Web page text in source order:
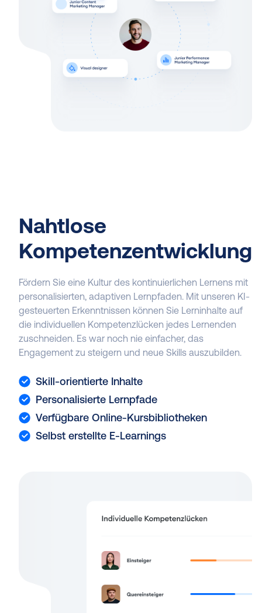
Nahtlose
Kompetenzentwicklung
Fördern Sie eine Kultur des kontinuierlichen Lernens mit
personalisierten, adaptiven Lernpfaden. Mit unseren KI-
gesteuerten Erkenntnissen können Sie Lerninhalte auf
die individuellen Kompetenzlücken jedes Lernenden
zuschneiden. Es war noch nie einfacher, das
Engagement zu steigern und neue Skills auszubilden.
Skill-orientierte Inhalte
Personalisierte Lernpfade
Verfügbare Online-Kursbibliotheken
Selbst erstellte E-Learnings